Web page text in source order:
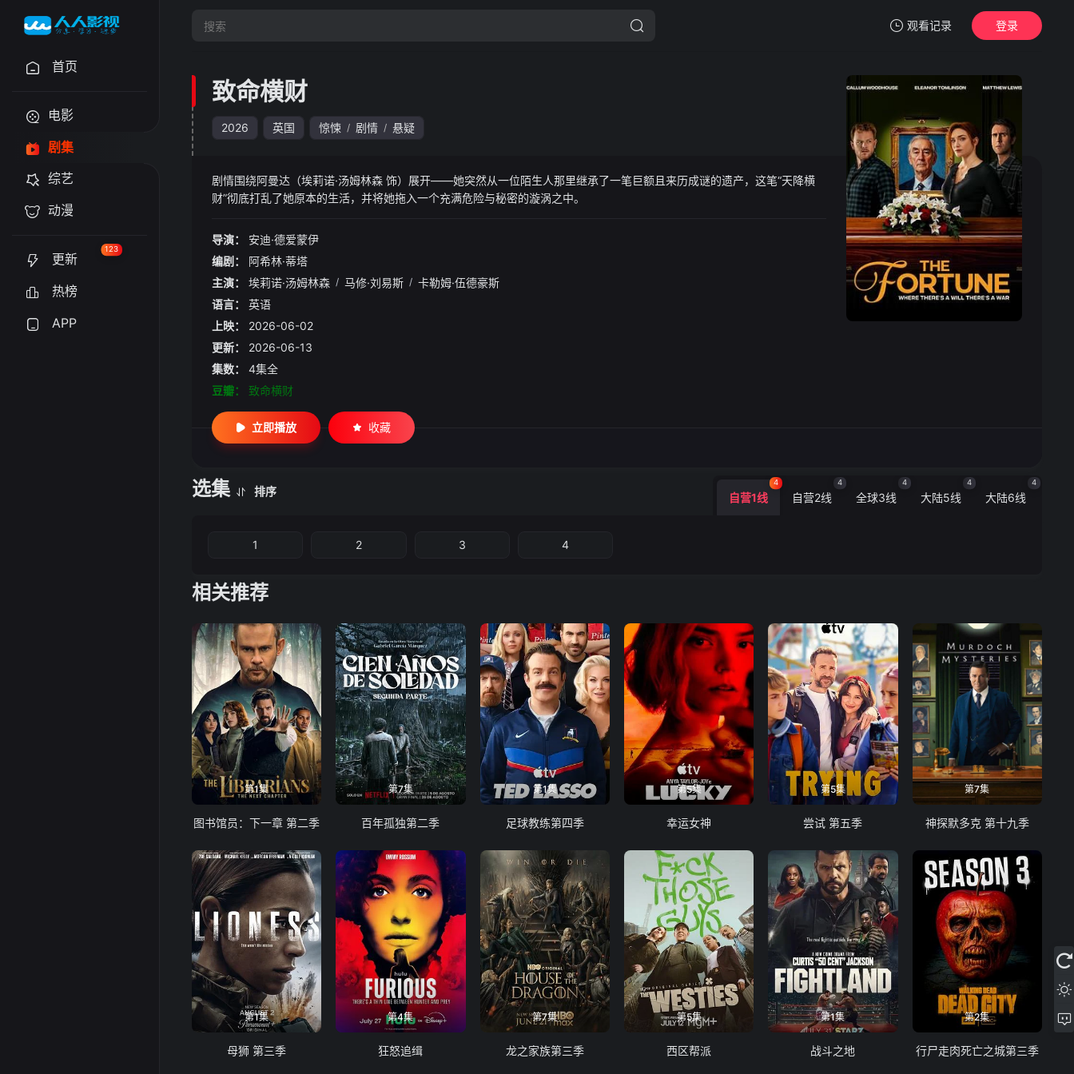
观看记录
暂无观看影片的记录
登录
首页
电影
剧集
综艺
动漫
更新
123
热榜
APP
致命横财
2026 英国 惊悚 / 剧情 / 悬疑
剧情围绕阿曼达（埃莉诺·汤姆林森 饰）展开——她突然从一位陌生人那里继承了一笔巨额且来历成谜的遗产，这笔“天降横
财”彻底打乱了她原本的生活，并将她拖入一个充满危险与秘密的漩涡之中。
导演：
安迪·德爱蒙伊
编剧：
阿希林·蒂塔
主演：
埃莉诺·汤姆林森 / 马修·刘易斯 / 卡勒姆·伍德豪斯
语言：
英语
上映：
2026-06-02
更新：
2026-06-13
集数：
4集全
豆瓣：
致命横财
立即播放 收藏
选集 排序 自营1线
4
自营2线
4
全球3线
4
大陆5线
4
大陆6线
4
1 2 3 4
相关推荐
第1集
图书馆员：下一章 第二季
第7集
百年孤独第二季
第1集
足球教练第四季
第5集
幸运女神
第5集
尝试 第五季
第7集
神探默多克 第十九季
第1集
母狮 第三季
第4集
狂怒追缉
第7集
龙之家族第三季
第5集
西区帮派
第1集
战斗之地
第2集
行尸走肉死亡之城第三季